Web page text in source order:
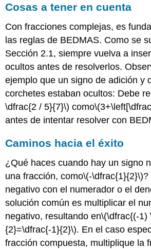
Cosas a tener en cuenta
Con fracciones complejas, es
las reglas de BEDMAS. Como se
Sección 2.1, siempre vuelva a
ocultos antes de resolverlos.
ejemplo que un signo de adición y
corchetes estaban ocultos: Debe
\dfrac{2 / 5}{7}\) como
antes de intentar resolver con
Caminos hacia el éxito
¿Qué haces cuando hay un signo
una fracción, como\(-\dfrac{1}{2}\)?
negativo con el numerador o el
solución común es multiplicar el
negativo, resultando en\(\dfrac{(-1)
{2}=\dfrac{-1}{2}\). En el caso
fracción compuesta, multiplique la